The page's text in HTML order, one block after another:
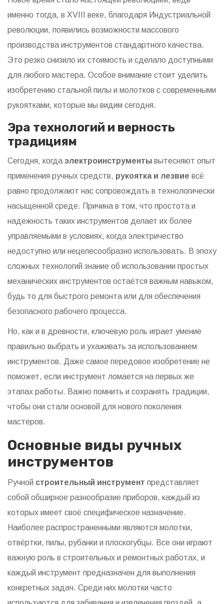
именно тогда, в XVIII веке, благодаря Индустриальной
революции, появились возможности массового
производства инструментов стандартного качества.
Это резко снизило их стоимость и сделало доступными
для любого мастера. Особое внимание стоит уделить
изобретению стальной пилы и молотков с современными
рукоятками, которые мы видим сегодня.
Эра технологий и верность
традициям
Сегодня, когда электроинструменты вытесняют опыт
применения ручных средств, рукоятка и лезвие всё
равно продолжают нас сопровождать в технологически
насыщенной среде. Причина в том, что простота и
надежность таких инструментов делает их более
управляемыми в условиях, когда электричество
недоступно или нецелесообразно использовать. В эпоху
сложных технологий знание об использовании простых
механических инструментов остаётся важным навыком,
будь то для быстрого ремонта или для обеспечения
безопасного рабочего процесса.
Но, как и в древности, ключевую роль играет умение
правильно выбрать и ухаживать за использованием
инструментов. Даже самое передовое изобретение не
поможет, если инструмент ломается на первых же
этапах работы. Важно помнить и сохранять традиции,
чтобы они стали основой для нового поколения
мастеров.
Основные виды ручных
инструментов
Ручной строительный инструмент представляет
собой обширное разнообразие приборов, каждый из
которых имеет своё специфическое назначение.
Наиболее распространенными являются молотки,
отвёртки, пилы, рубанки и плоскогубцы. Все они играют
важную роль в строительных и ремонтных работах, и
каждый инструмент предназначен для выполнения
конкретных задач. Среди них молотки часто